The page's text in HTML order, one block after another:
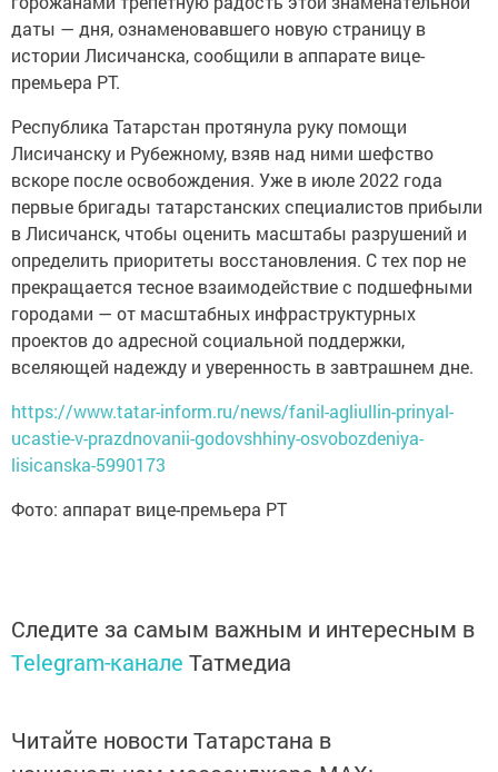
даты — дня, ознаменовавшего новую страницу в
истории Лисичанска, сообщили в аппарате вице-
премьера РТ.
Республика Татарстан протянула руку помощи
Лисичанску и Рубежному, взяв над ними шефство
вскоре после освобождения. Уже в июле 2022 года
первые бригады татарстанских специалистов прибыли
в Лисичанск, чтобы оценить масштабы разрушений и
определить приоритеты восстановления. С тех пор не
прекращается тесное взаимодействие с подшефными
городами — от масштабных инфраструктурных
проектов до адресной социальной поддержки,
вселяющей надежду и уверенность в завтрашнем дне.
https://www.tatar-inform.ru/news/fanil-agliullin-prinyal-
ucastie-v-prazdnovanii-godovshhiny-osvobozdeniya-
lisicanska-5990173
Фото: аппарат вице-премьера РТ
Следите за самым важным и интересным в
Telegram-канале Татмедиа
Читайте новости Татарстана в